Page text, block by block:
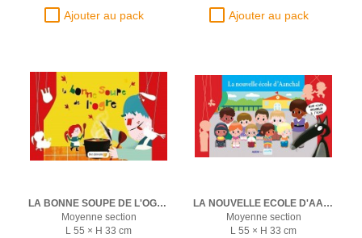
LA BONNE SOUPE DE L'OGRE
Moyenne section
L 55 × H 33 cm
LA NOUVELLE ECOLE D'AANCHAL/UNICEF
Moyenne section
L 55 × H 33 cm